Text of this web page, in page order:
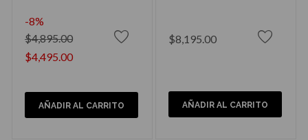
$4,495.00
$4,895.00
-8%
AÑADIR AL CARRITO
$8,195.00
AÑADIR AL CARRITO